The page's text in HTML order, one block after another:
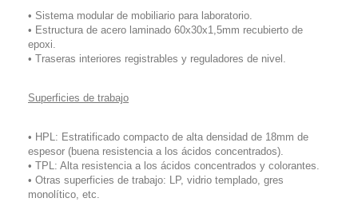
• Sistema modular de mobiliario para laboratorio.
• Estructura de acero laminado 60x30x1,5mm recubierto de
epoxi.
• Traseras interiores registrables y reguladores de nivel.
Superficies de trabajo
• HPL: Estratificado compacto de alta densidad de 18mm de
espesor (buena resistencia a los ácidos concentrados).
• TPL: Alta resistencia a los ácidos concentrados y colorantes.
• Otras superficies de trabajo: LP, vidrio templado, gres
monolítico, etc.